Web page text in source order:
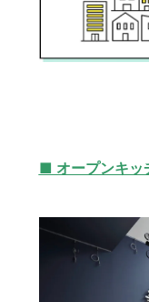
■ オープンキッ